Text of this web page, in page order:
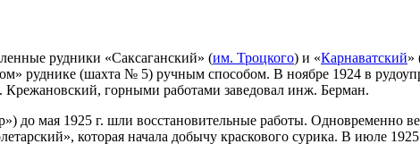
рудники «Саксаганский» (им. Троцкого) и «Карнаватский»
руднике (шахта № 5) ручным способом. В ноябре 1924 в
горными работами заведовал инж. Берман.
мая 1925 г. шли восстановительные работы. Одновременно
которая начала добычу краскового сурика. В июле